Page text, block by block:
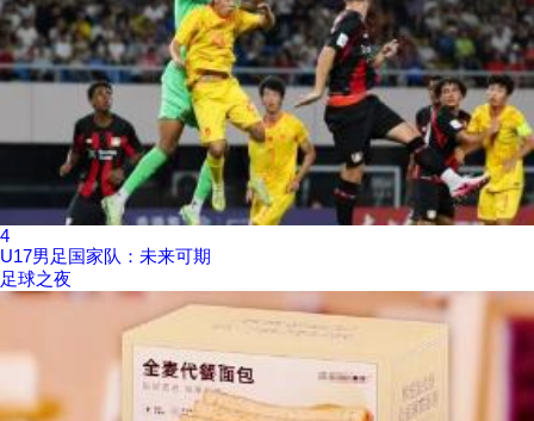
4
U17男足国家队：未来可期
足球之夜